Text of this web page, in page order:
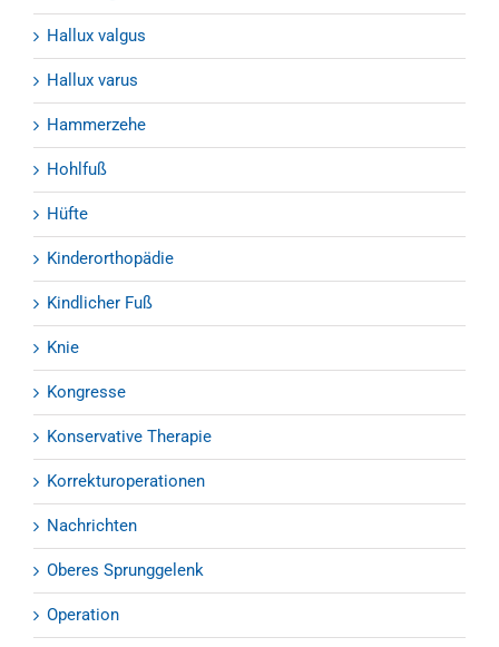
Hallux valgus
Hallux varus
Hammerzehe
Hohlfuß
Hüfte
Kinderorthopädie
Kindlicher Fuß
Knie
Kongresse
Konservative Therapie
Korrekturoperationen
Nachrichten
Oberes Sprunggelenk
Operation